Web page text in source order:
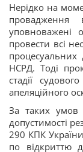
Нерідко на
уповноважені
провести всі
НСРД. Тоді
стадії
апеляційного
За таких умов
допустимості
290 КПК
по відкриттю